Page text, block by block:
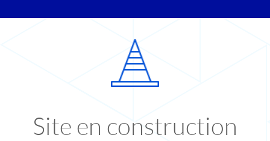
Site en construction